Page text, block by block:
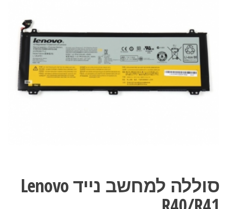
סוללה למחשב נייד Lenovo